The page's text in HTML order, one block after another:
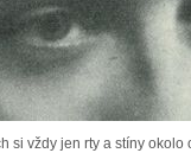
si vždy jen rty a stíny okolo